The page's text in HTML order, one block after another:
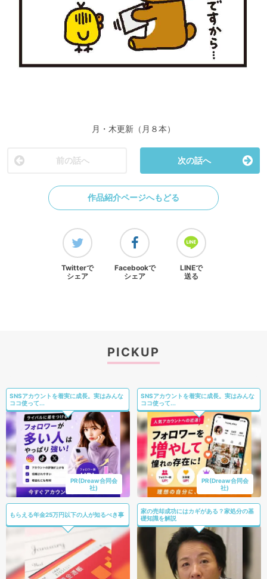
月・木更新（月８本）
前の話へ 次の話へ
作品紹介ページへもどる
Twitterで
シェア
Facebookで
シェア
LINEで
送る
PICKUP
SNSアカウントを着実に成長。実はみんな
ココ使って...
PR(Dreaw合同会
社)
SNSアカウントを着実に成長。実はみんな
ココ使って...
PR(Dreaw合同会
社)
もらえる年金25万円以下の人が知るべき事
家の売却成功にはカギがある？家処分の基
礎知識を解説